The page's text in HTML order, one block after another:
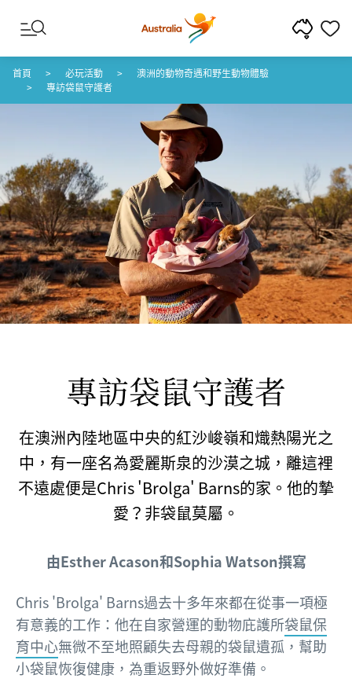
跳至內容
跳至頁尾導覽
首頁 必玩活動
澳洲的動物奇遇和野生動物體驗
專訪袋鼠守護者
專訪袋鼠守護者
在澳洲內陸地區中央的紅沙峻嶺和熾熱陽光之
中，有一座名為愛麗斯泉的沙漠之城，離這裡
不遠處便是Chris 'Brolga' Barns的家。他的摯
愛？非袋鼠莫屬。
由Esther Acason和Sophia Watson撰寫
Chris 'Brolga' Barns過去十多年來都在從事一項極
有意義的工作：他在自家營運的動物庇護所袋鼠保
育中心無微不至地照顧失去母親的袋鼠遺孤，幫助
小袋鼠恢復健康，為重返野外做好準備。